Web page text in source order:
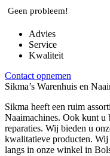
Geen probleem!
Advies
Service
Kwaliteit
Contact opnemen
Sikma’s Warenhuis en
Sikma heeft een ruim
Naaimachines. Ook kunt u
reparaties. Wij bieden u
kwalitatieve producten.
langs in onze winkel in